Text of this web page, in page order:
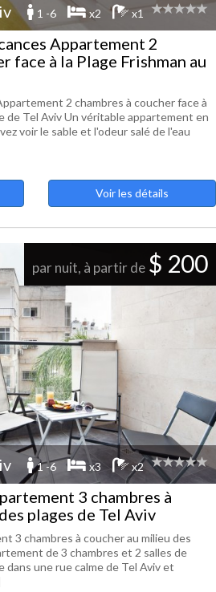
1 -6 x2 x1
Appartement 2
face à la Plage Frishman au
2 chambres à coucher face à
de Tel Aviv Un véritable appartement en
voir le sable et l'odeur salé de l'eau
Voir les détails
par nuit, à partir de $ 200
1 -6 x3 x2
3 chambres à
plages de Tel Aviv
3 chambres à coucher au milieu des
de 3 chambres et 2 salles de
dans une rue calme de Tel Aviv et